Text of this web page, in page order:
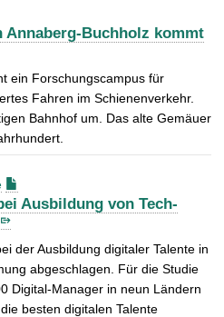
Annaberg-Buchholz kommt
ein Forschungscampus für
Fahren im Schienenverkehr.
Bahnhof um. Das alte Gemäuer
Ausbildung von Tech-
der Ausbildung digitaler Talente in
abgeschlagen. Für die Studie
Digital-Manager in neun Ländern
besten digitalen Talente